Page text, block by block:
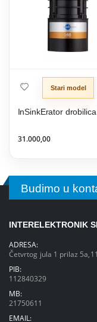
Stari model
31.000,00
Budimo u
INTERELEKTRONIK
ADRESA:
Četvrtog jula 1 prilaz
PIB:
112840329
MB:
21750611
EMAIL: